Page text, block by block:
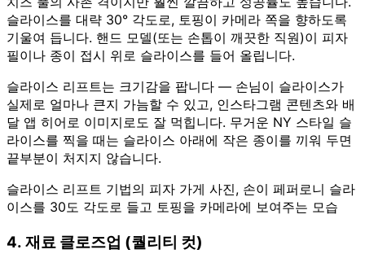
슬라이스를 대략 30° 각도로, 토핑이 카메라 쪽을 향하도록
기울여 듭니다. 핸드 모델(또는 손톱이 깨끗한 직원)이 피자
필이나 종이 접시 위로 슬라이스를 들어 올립니다.
슬라이스 리프트는 크기감을 팝니다 — 손님이 슬라이스가
실제로 얼마나 큰지 가늠할 수 있고, 인스타그램 콘텐츠와 배
달 앱 히어로 이미지로도 잘 먹힙니다. 무거운 NY 스타일 슬
라이스를 찍을 때는 슬라이스 아래에 작은 종이를 끼워 두면
끝부분이 처지지 않습니다.
슬라이스 리프트 기법의 피자 가게 사진, 손이 페퍼로니 슬라
이스를 30도 각도로 들고 토핑을 카메라에 보여주는 모습
4. 재료 클로즈업 (퀄리티 컷)